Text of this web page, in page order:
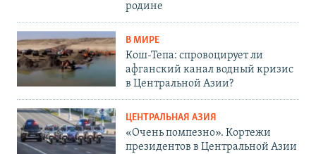
родине
В МИРЕ
Кош-Тепа: спровоцирует ли
афганский канал водный кризис
в Центральной Азии?
ЦЕНТРАЛЬНАЯ АЗИЯ
«Очень помпезно». Кортежи
президентов в Центральной Азии